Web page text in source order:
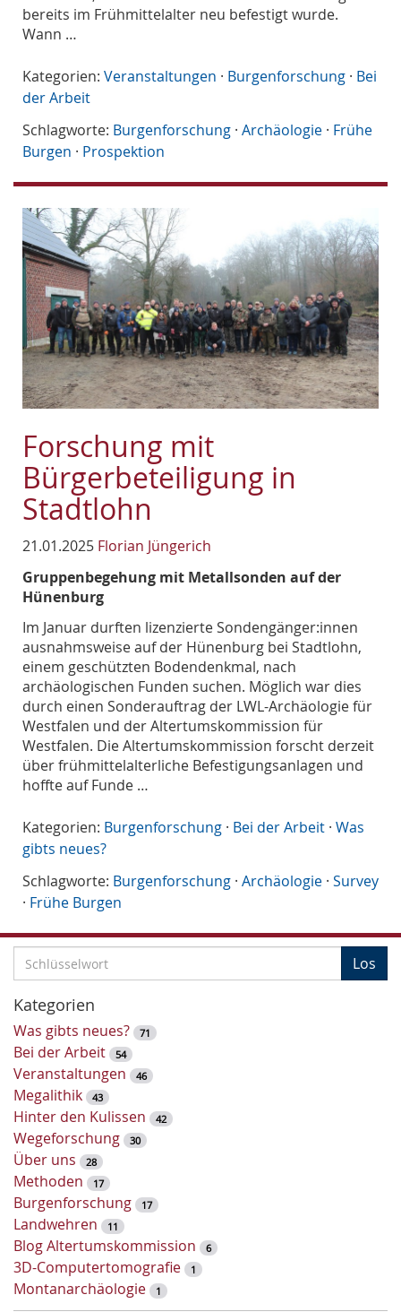
bereits im Frühmittelalter neu befestigt wurde.
Wann …
Kategorien: Veranstaltungen · Burgenforschung · Bei
der Arbeit
Schlagworte: Burgenforschung · Archäologie · Frühe
Burgen · Prospektion
Forschung mit
Bürgerbeteiligung in
Stadtlohn
21.01.2025 Florian Jüngerich
Gruppenbegehung mit Metallsonden auf der
Hünenburg
Im Januar durften lizenzierte Sondengänger:innen
ausnahmsweise auf der Hünenburg bei Stadtlohn,
einem geschützten Bodendenkmal, nach
archäologischen Funden suchen. Möglich war dies
durch einen Sonderauftrag der LWL-Archäologie für
Westfalen und der Altertumskommission für
Westfalen. Die Altertumskommission forscht derzeit
über frühmittelalterliche Befestigungsanlagen und
hoffte auf Funde …
Kategorien: Burgenforschung · Bei der Arbeit · Was
gibts neues?
Schlagworte: Burgenforschung · Archäologie · Survey
· Frühe Burgen
c
h
l
ü
s
s
e
l
w
o
r
t
-
S
u
c
Los
Kategorien
Was gibts neues? 71
Bei der Arbeit 54
Veranstaltungen 46
Megalithik 43
Hinter den Kulissen 42
Wegeforschung 30
Über uns 28
Methoden 17
Burgenforschung 17
Landwehren 11
Blog Altertumskommission 6
3D-Computertomografie 1
Montanarchäologie 1